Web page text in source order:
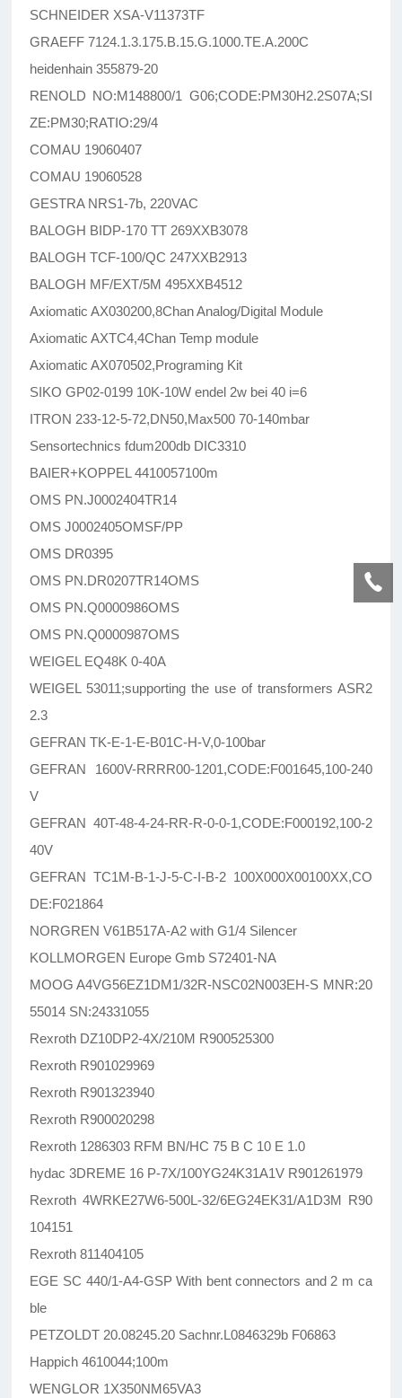
SCHNEIDER XSA-V11373TF
GRAEFF 7124.1.3.175.B.15.G.1000.TE.A.200C
heidenhain 355879-20
RENOLD NO:M148800/1 G06;CODE:PM30H2.2S07A;SI
ZE:PM30;RATIO:29/4
COMAU 19060407
COMAU 19060528
GESTRA NRS1-7b, 220VAC
BALOGH BIDP-170 TT 269XXB3078
BALOGH TCF-100/QC 247XXB2913
BALOGH MF/EXT/5M 495XXB4512
Axiomatic AX030200,8Chan Analog/Digital Module
Axiomatic AXTC4,4Chan Temp module
Axiomatic AX070502,Programing Kit
SIKO GP02-0199 10K-10W endel 2w bei 40 i=6
ITRON 233-12-5-72,DN50,Max500 70-140mbar
Sensortechnics fdum200db DIC3310
BAIER+KOPPEL 4410057100m
OMS PN.J0002404TR14
OMS J0002405OMSF/PP
OMS DR0395
OMS PN.DR0207TR14OMS
OMS PN.Q0000986OMS
OMS PN.Q0000987OMS
WEIGEL EQ48K 0-40A
WEIGEL 53011;supporting the use of transformers ASR2
2.3
GEFRAN TK-E-1-E-B01C-H-V,0-100bar
GEFRAN 1600V-RRRR00-1201,CODE:F001645,100-240
V
GEFRAN 40T-48-4-24-RR-R-0-0-1,CODE:F000192,100-2
40V
GEFRAN TC1M-B-1-J-5-C-I-B-2 100X000X00100XX,CO
DE:F021864
NORGREN V61B517A-A2 with G1/4 Silencer
KOLLMORGEN Europe Gmb S72401-NA
MOOG A4VG56EZ1DM1/32R-NSC02N003EH-S MNR:20
55014 SN:24331055
Rexroth DZ10DP2-4X/210M R900525300
Rexroth R901029969
Rexroth R901323940
Rexroth R900020298
Rexroth 1286303 RFM BN/HC 75 B C 10 E 1.0
hydac 3DREME 16 P-7X/100YG24K31A1V R901261979
Rexroth 4WRKE27W6-500L-32/6EG24EK31/A1D3M R90
104151
Rexroth 811404105
EGE SC 440/1-A4-GSP With bent connectors and 2 m ca
ble
PETZOLDT 20.08245.20 Sachnr.L0846329b F06863
Happich 4610044;100m
WENGLOR 1X350NM65VA3